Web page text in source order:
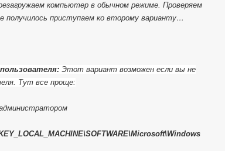
компьютер в обычном режиме. Проверяем
получилось приступаем ко второму варианту…
Этот вариант возможен если вы не
Тут все проще: